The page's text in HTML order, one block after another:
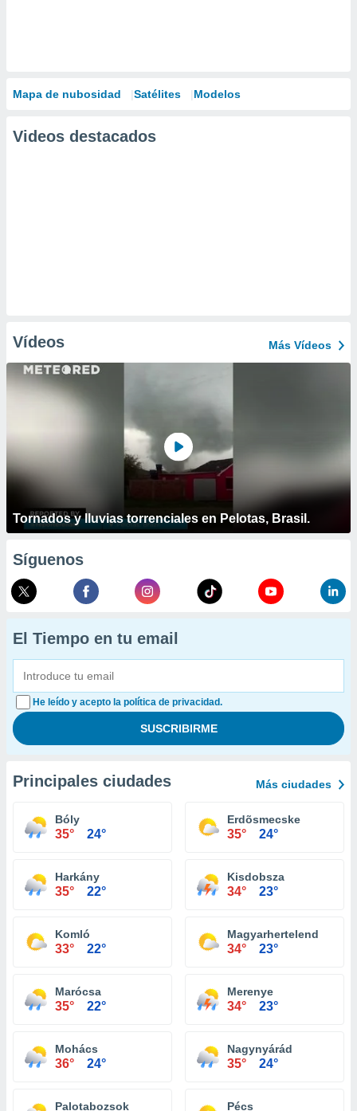
Mapa de nubosidad Satélites Modelos
Videos destacados
Vídeos Más Vídeos
Tornados y lluvias torrenciales en Pelotas, Brasil.
Síguenos
El Tiempo en tu email
He leído y acepto la política de privacidad.
Principales ciudades Más ciudades
Bóly
35° 24°
Erdõsmecske
35° 24°
Harkány
35° 22°
Kisdobsza
34° 23°
Komló
33° 22°
Magyarhertelend
34° 23°
Marócsa
35° 22°
Merenye
34° 23°
Mohács
36° 24°
Nagynyárád
35° 24°
Palotabozsok Pécs